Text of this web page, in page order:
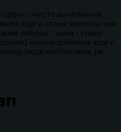
- место выполнения
еще и отзыв клиенты или
работы - цена - сроки -
можно добавить еще и
сюда жеОписание ра